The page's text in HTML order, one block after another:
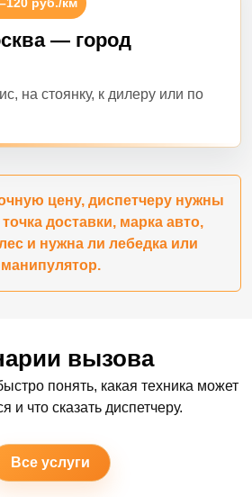
— город
на стоянку, к дилеру или по
цену, диспетчеру нужны
доставки, марка авто,
и нужна ли лебедка или
манипулятор.
вызова
понять, какая техника может
и что сказать диспетчеру.
Все услуги